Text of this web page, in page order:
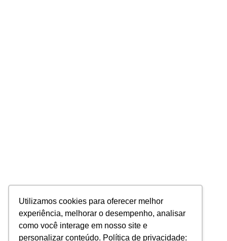
Utilizamos cookies para oferecer melhor
experiência, melhorar o desempenho, analisar
como você interage em nosso site e
personalizar conteúdo. Política de privacidade: